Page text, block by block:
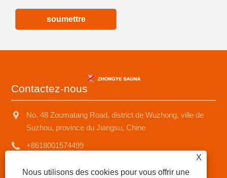
soumettre
Contactez-nous
No. 48 Zoumatang Road, district de Wuzhong, ville de
Suzhou, province du Jiangsu, Chine
+8618001574499
X
Nous utilisons des cookies pour vous offrir une